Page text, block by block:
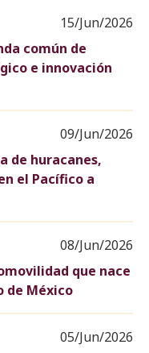
15/Jun/2026
común de
e innovación
09/Jun/2026
de huracanes,
el Pacífico a
08/Jun/2026
que nace
de México
05/Jun/2026